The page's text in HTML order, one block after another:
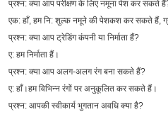
प्रश्न: क्या आप परीक्षण के लिए नमूना पेश कर सकते
एक: हाँ, हम नि: शुल्क नमूने की पेशकश कर सकते हैं,
प्रश्न: क्या आप ट्रेडिंग कंपनी या निर्माता हैं?
ए: हम निर्माता हैं।
प्रश्न: क्या आप अलग-अलग रंग बना सकते हैं?
ए: हाँ।हम विभिन्न रंगों पर अनुकूलित कर सकते हैं।
प्रश्न: आपकी स्वीकार्य भुगतान अवधि क्या है?